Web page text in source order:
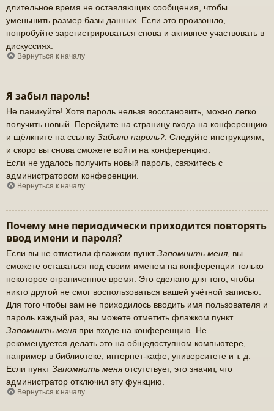
длительное время не оставляющих сообщения, чтобы
уменьшить размер базы данных. Если это произошло,
попробуйте зарегистрироваться снова и активнее участвовать в
дискуссиях.
Вернуться к началу
Я забыл пароль!
Не паникуйте! Хотя пароль нельзя восстановить, можно легко
получить новый. Перейдите на страницу входа на конференцию
и щёлкните на ссылку Забыли пароль? . Следуйте инструкциям,
и скоро вы снова сможете войти на конференцию.
Если не удалось получить новый пароль, свяжитесь с
администратором конференции.
Вернуться к началу
Почему мне периодически приходится повторять
ввод имени и пароля?
Если вы не отметили флажком пунктЗапомнить меня , вы
сможете оставаться под своим именем на конференции только
некоторое ограниченное время. Это сделано для того, чтобы
никто другой не смог воспользоваться вашей учётной записью.
Для того чтобы вам не приходилось вводить имя пользователя и
пароль каждый раз, вы можете отметить флажком пункт
Запомнить меня при входе на конференцию. Не
рекомендуется делать это на общедоступном компьютере,
например в библиотеке, интернет-кафе, университете и т. д.
Если пунктЗапомнить меня отсутствует, это значит, что
администратор отключил эту функцию.
Вернуться к началу